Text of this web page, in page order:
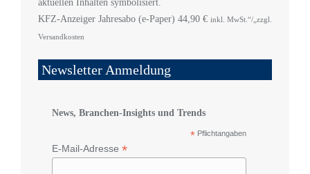
KFZ-Anzeiger Jahresabo (e-Paper) 44,90 € inkl. MwSt.“/„zzgl.
Versandkosten
Newsletter Anmeldung
News, Branchen-Insights und Trends
* Pflichtangaben
E-Mail-Adresse *